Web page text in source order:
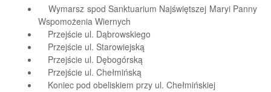
Wymarsz spod Sanktuarium Najświętszej Maryi Panny
Wspomożenia Wiernych
Przejście ul. Dąbrowskiego
Przejście ul. Starowiejską
Przejście ul. Dębogórską
Przejście ul. Chełmińską
Koniec pod obeliskiem przy ul. Chełmińskiej